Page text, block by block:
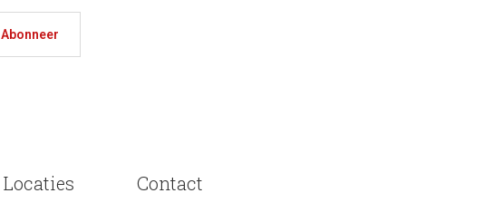
Abonneer
Locaties Contact